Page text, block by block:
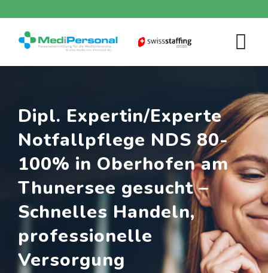
content
Dipl. Expertin/Experte
Notfallpflege NDS 80-
100% in Oberhofen am
Thunersee gesucht –
Schnelles Handeln,
professionelle
Versorgung